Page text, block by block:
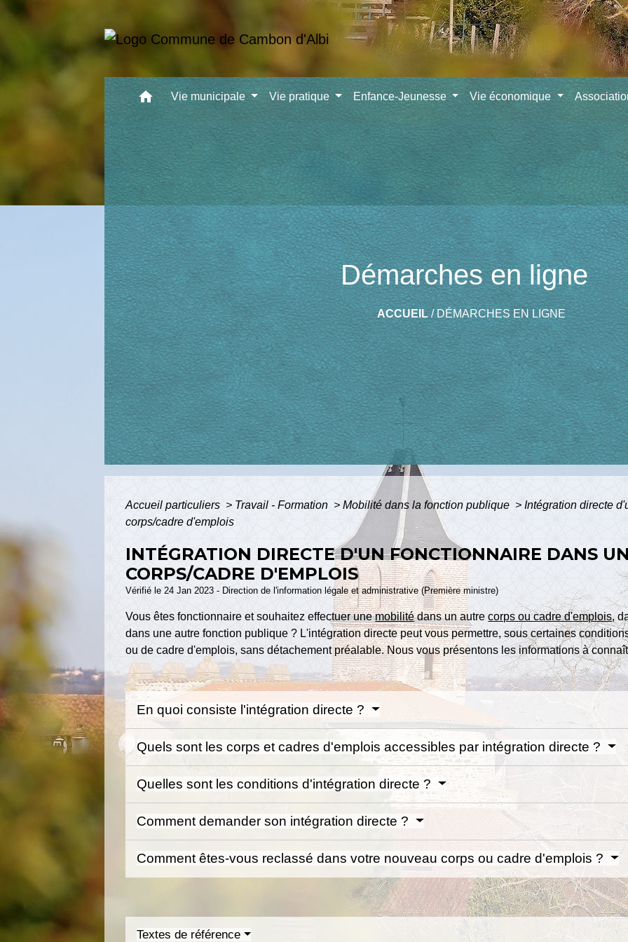
home Vie municipale Vie pratique Enfance-Jeunesse Vie économique
Démarches en ligne
ACCUEIL/DÉMARCHES EN LIGNE
Accueil particuliers > Travail - Formation > Mobilité dans la fonction publique > Intégration directe
corps/cadre d'emplois
INTÉGRATION DIRECTE D'UN FONCTIONNAIRE DANS
CORPS/CADRE D'EMPLOIS
Vérifié le 24 Jan 2023 - Direction de l'information légale et administrative (Première ministre)
Vous êtes fonctionnaire et souhaitez effectuer unemobilitédans un autrecorps ou cadre d'emplois,
dans une autre fonction publique ? L'intégration directe peut vous permettre, sous certaines
ou de cadre d'emplois, sans détachement préalable. Nous vous présentons les informations à
En quoi consiste l'intégration directe ?
Quels sont les corps et cadres d'emplois accessibles par intégration directe ?
Quelles sont les conditions d'intégration directe ?
Comment demander son intégration directe ?
Comment êtes-vous reclassé dans votre nouveau corps ou cadre d'emplois ?
Textes de référence